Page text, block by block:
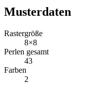
Musterdaten
Rastergröße
8×8
Perlen gesamt
43
Farben
2